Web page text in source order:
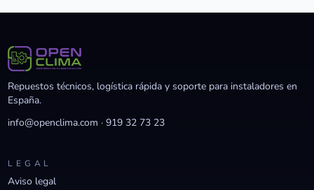
Repuestos técnicos, logística rápida y soporte para instaladores en
España.
info@openclima.com ·919 32 73 23
LEGAL
Aviso legal